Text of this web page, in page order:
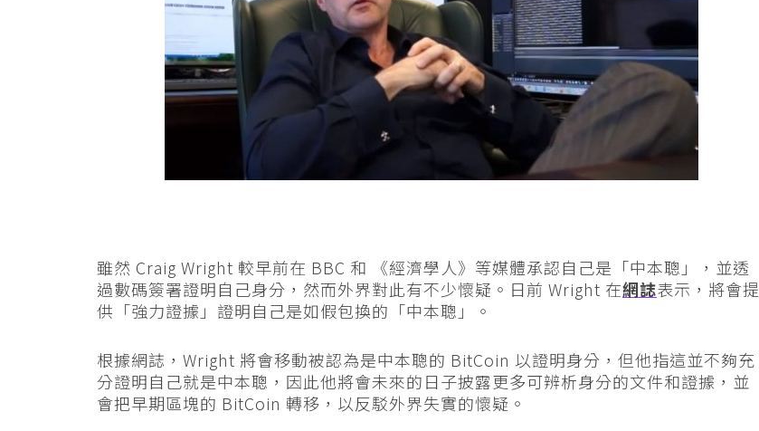
雖然 Craig Wright 較早前在 BBC 和 《經濟學人》等媒體承認自己是「中本聰」，並透
過數碼簽署證明自己身分，然而外界對此有不少懷疑。日前 Wright 在網誌表示，將會提
供「強力證據」證明自己是如假包換的「中本聰」。
根據網誌，Wright 將會移動被認為是中本聰的 BitCoin 以證明身分，但他指這並不夠充
分證明自己就是中本聰，因此他將會未來的日子披露更多可辨析身分的文件和證據，並
會把早期區塊的 BitCoin 轉移，以反駁外界失實的懷疑。